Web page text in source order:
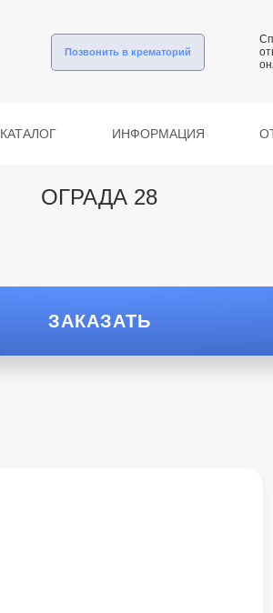
Позвонить в крематорий
КАТАЛОГ ИНФОРМАЦИЯ
ОГРАДА 28
ЗАКАЗАТЬ